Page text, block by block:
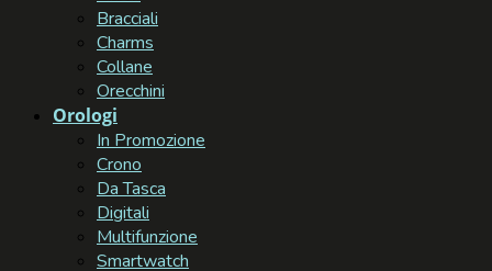
Bracciali
Charms
Collane
Orecchini
Orologi
In Promozione
Crono
Da Tasca
Digitali
Multifunzione
Smartwatch